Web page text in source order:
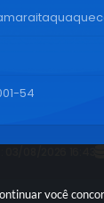
você
54